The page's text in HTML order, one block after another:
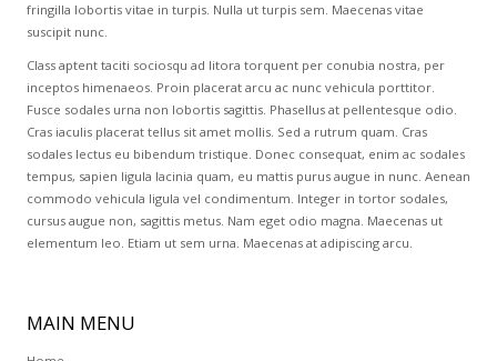
fringilla lobortis vitae in turpis. Nulla ut turpis sem. Maecenas vitae
suscipit nunc.
Class aptent taciti sociosqu ad litora torquent per conubia nostra, per
inceptos himenaeos. Proin placerat arcu ac nunc vehicula porttitor.
Fusce sodales urna non lobortis sagittis. Phasellus at pellentesque odio.
Cras iaculis placerat tellus sit amet mollis. Sed a rutrum quam. Cras
sodales lectus eu bibendum tristique. Donec consequat, enim ac sodales
tempus, sapien ligula lacinia quam, eu mattis purus augue in nunc. Aenean
commodo vehicula ligula vel condimentum. Integer in tortor sodales,
cursus augue non, sagittis metus. Nam eget odio magna. Maecenas ut
elementum leo. Etiam ut sem urna. Maecenas at adipiscing arcu.
MAIN MENU